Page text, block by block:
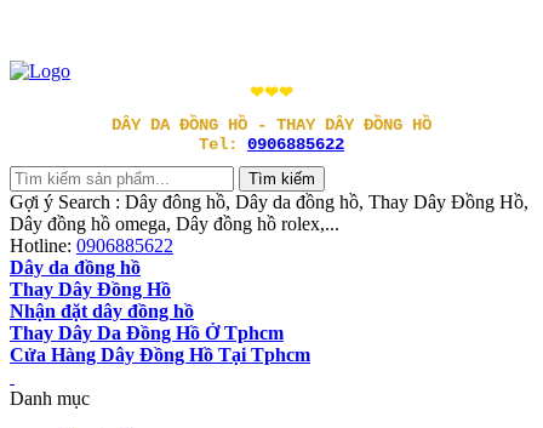
❤❤❤
DÂY DA ĐỒNG HỒ - THAY DÂY ĐỒNG HỒ
Tel: 0906885622
Gợi ý Search : Dây đông hồ, Dây da đồng hồ, Thay Dây Đồng Hồ,
Dây đồng hồ omega, Dây đồng hồ rolex,...
Hotline: 0906885622
Dây da đồng hồ
Thay Dây Đồng Hồ
Nhận đặt dây đồng hồ
Thay Dây Da Đồng Hồ Ở Tphcm
Cửa Hàng Dây Đồng Hồ Tại Tphcm
Danh mục